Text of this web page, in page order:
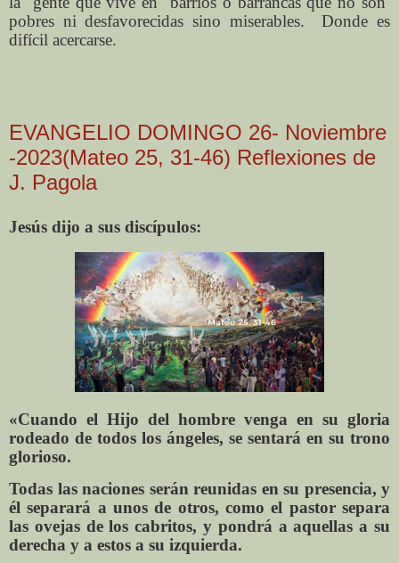
pobres ni desfavorecidas sino miserables.
Donde es
difícil acercarse.
EVANGELIO DOMINGO 26- Noviembre
-2023(Mateo 25, 31-46) Reflexiones de
J. Pagola
Jesús dijo a sus discípulos:
«Cuando el Hijo del hombre venga en su gloria
rodeado de todos los ángeles, se sentará en su trono
glorioso.
Todas las naciones serán reunidas en su presencia, y
él separará a unos de otros, como el pastor separa
las ovejas de los cabritos, y pondrá a aquellas a su
derecha y a estos a su izquierda.